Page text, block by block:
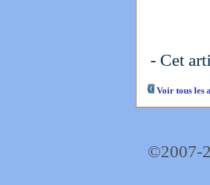
- Cet
Voir tous les
©2007-